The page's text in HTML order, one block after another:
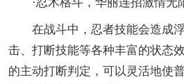
·忍术格斗，华丽连招激情无
在战斗中，忍者技能会造成浮
击、打断技能等各种丰富的状态
的主动打断判定，可以灵活地使